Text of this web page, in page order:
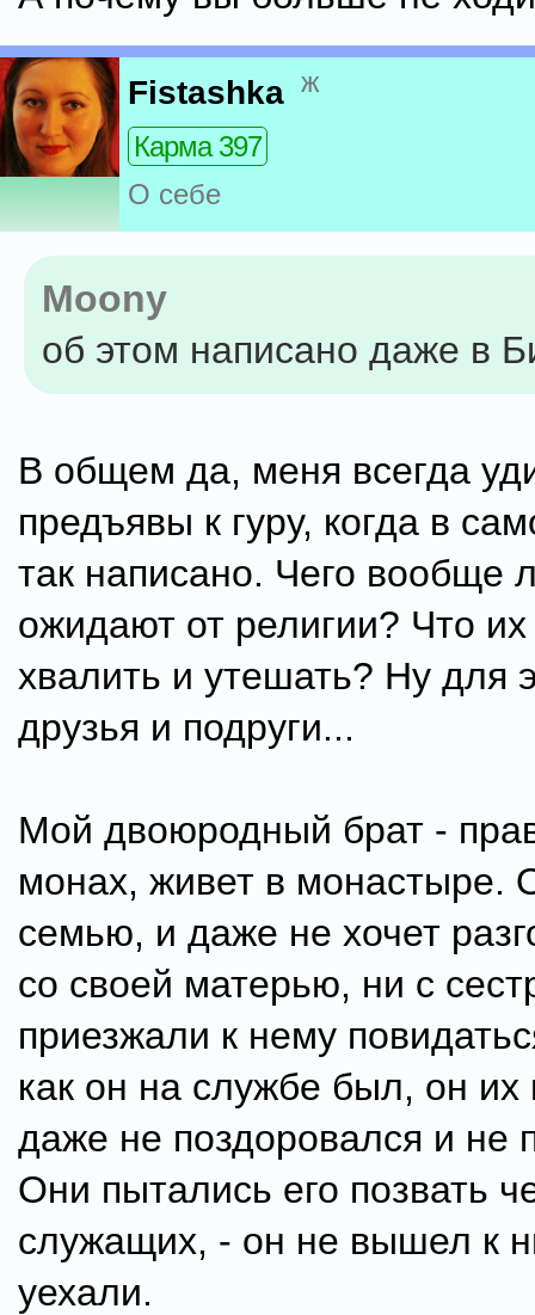
Fistashka ж
Карма 397
О себе
Moony
об этом написано даже в
В общем да, меня всегда
предъявы к гуру, когда в
так написано. Чего вообще
ожидают от религии? Что их
хвалить и утешать? Ну для
друзья и подруги...
Мой двоюродный брат -
монах, живет в монастыре.
семью, и даже не хочет
со своей матерью, ни с
приезжали к нему
как он на службе был, он их
даже не поздоровался и не
Они пытались его позвать
служащих, - он не вышел к
уехали.